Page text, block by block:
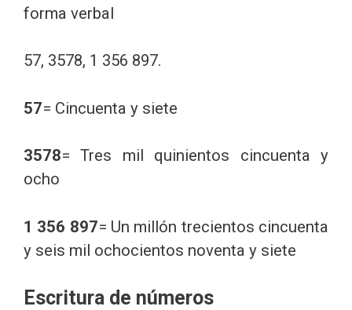
forma verbal
57, 3578, 1 356 897.
57= Cincuenta y siete
3578= Tres mil quinientos cincuenta y
ocho
1 356 897= Un millón trecientos cincuenta
y seis mil ochocientos noventa y siete
Escritura de números